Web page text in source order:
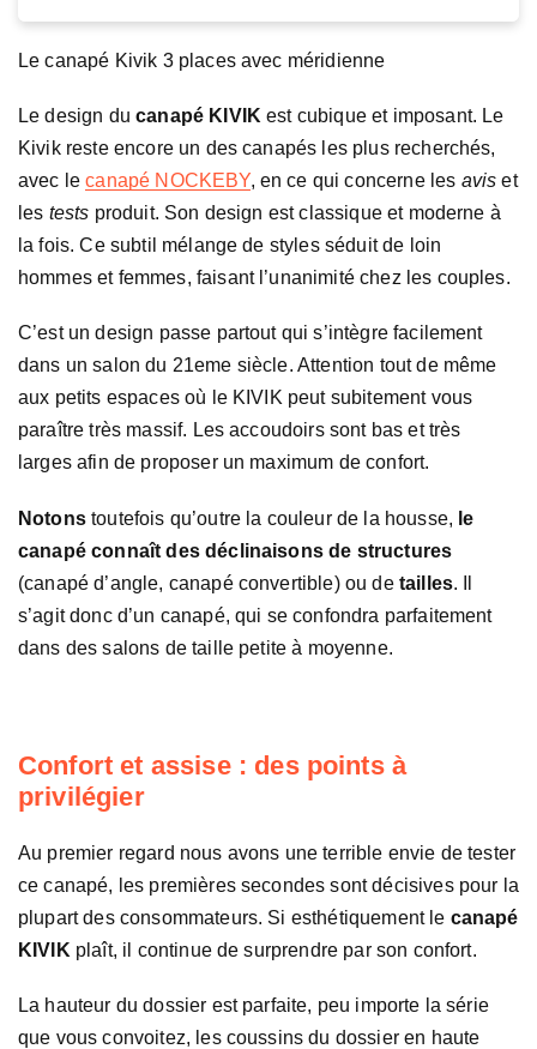
Le canapé Kivik 3 places avec méridienne
Le design ducanapé KIVIK est cubique et imposant. Le
Kivik reste encore un des canapés les plus recherchés,
avec lecanapé NOCKEBY, en ce qui concerne les avis et
les tests produit. Son design est classique et moderne à
la fois. Ce subtil mélange de styles séduit de loin
hommes et femmes, faisant l’unanimité chez les couples.
C’est un design passe partout qui s’intègre facilement
dans un salon du 21eme siècle. Attention tout de même
aux petits espaces où le KIVIK peut subitement vous
paraître très massif. Les accoudoirs sont bas et très
larges afin de proposer un maximum de confort.
Notonstoutefois qu’outre la couleur de la housse, le
canapé connaît des déclinaisons de structures
(canapé d’angle, canapé convertible) ou de tailles. Il
s’agit donc d’un canapé, qui se confondra parfaitement
dans des salons de taille petite à moyenne.
Confort et assise : des points à
privilégier
Au premier regard nous avons une terrible envie de tester
ce canapé, les premières secondes sont décisives pour la
plupart des consommateurs. Si esthétiquement le canapé
KIVIK plaît, il continue de surprendre par son confort.
La hauteur du dossier est parfaite, peu importe la série
que vous convoitez, les coussins du dossier en haute